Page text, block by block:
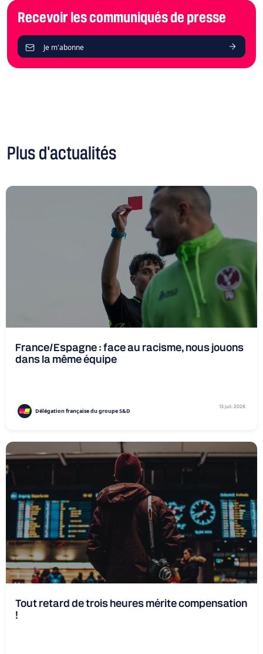
Recevoir les communiqués de presse
Je m'abonne
Plus d'actualités
France/Espagne : face au racisme, nous jouons
dans la même équipe
Délégation française du groupe S&D
13 juil. 2026
Tout retard de trois heures mérite compensation
!